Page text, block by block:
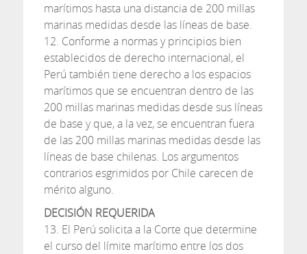
marítimos hasta una distancia de 200 millas
marinas medidas desde las líneas de base.
12. Conforme a normas y principios bien
establecidos de derecho internacional, el
Perú también tiene derecho a los espacios
marítimos que se encuentran dentro de las
200 millas marinas medidas desde sus líneas
de base y que, a la vez, se encuentran fuera
de las 200 millas marinas medidas desde las
líneas de base chilenas. Los argumentos
contrarios esgrimidos por Chile carecen de
mérito alguno.
DECISIÓN REQUERIDA
13. El Perú solicita a la Corte que determine
el curso del límite marítimo entre los dos